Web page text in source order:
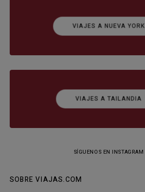
VIAJES A NUEVA YORK
VIAJES A TAILANDIA
SÍGUENOS EN INSTAGRAM
SOBRE VIAJAS.COM